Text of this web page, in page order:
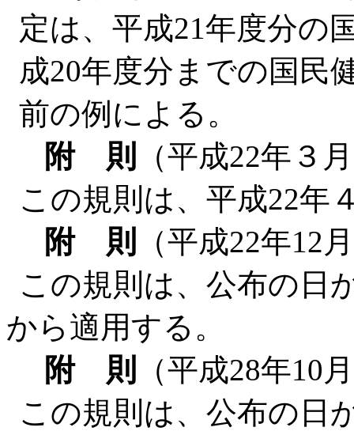
定は、平成21年度分の
成20年度分までの国民
前の例による。
附 則
（平成22年３
この規則は、平成22年
附 則
（平成22年12
この規則は、公布の日
から適用する。
附 則
（平成28年10
この規則は、公布の日